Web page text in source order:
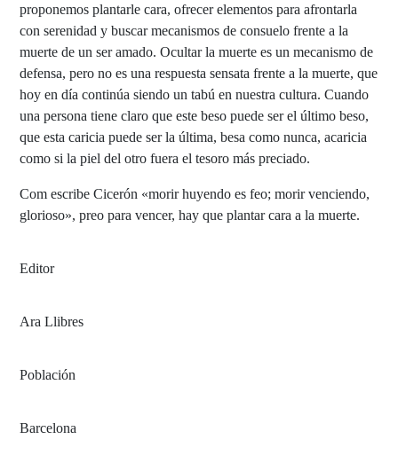
proponemos plantarle cara, ofrecer elementos para afrontarla
con serenidad y buscar mecanismos de consuelo frente a la
muerte de un ser amado. Ocultar la muerte es un mecanismo de
defensa, pero no es una respuesta sensata frente a la muerte, que
hoy en día continúa siendo un tabú en nuestra cultura. Cuando
una persona tiene claro que este beso puede ser el último beso,
que esta caricia puede ser la última, besa como nunca, acaricia
como si la piel del otro fuera el tesoro más preciado.
Com escribe Cicerón «morir huyendo es feo; morir venciendo,
glorioso», preo para vencer, hay que plantar cara a la muerte.
Editor
Ara Llibres
Población
Barcelona